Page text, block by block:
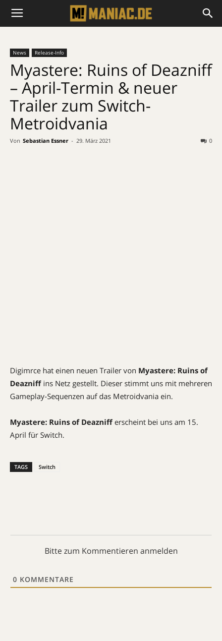
News Release-Info
Myastere: Ruins of Deazniff
– April-Termin & neuer
Trailer zum Switch-
Metroidvania
Von Sebastian Essner - 29. März 2021 0
Digimrce hat einen neuen Trailer von Myastere: Ruins of
Deazniff ins Netz gestellt. Dieser stimmt uns mit mehreren
Gameplay-Sequenzen auf das Metroidvania ein.
Myastere: Ruins of Deazniff erscheint bei uns am 15.
April für Switch.
TAGS Switch
Bitte zum Kommentieren anmelden
0 KOMMENTARE